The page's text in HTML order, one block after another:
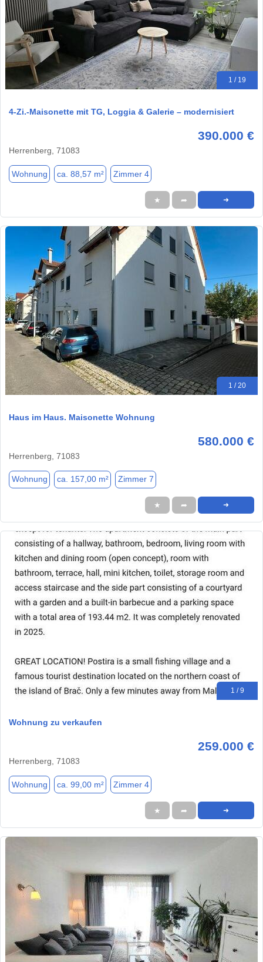
1 / 19
4-Zi.-Maisonette mit TG, Loggia & Galerie – modernisiert
390.000 €
Herrenberg, 71083
Wohnung ca. 88,57 m² Zimmer 4
★ ➦ ➜
1 / 20
Haus im Haus. Maisonette Wohnung
580.000 €
Herrenberg, 71083
Wohnung ca. 157,00 m² Zimmer 7
★ ➦ ➜
1 / 9
Wohnung zu verkaufen
259.000 €
Herrenberg, 71083
Wohnung ca. 99,00 m² Zimmer 4
★ ➦ ➜